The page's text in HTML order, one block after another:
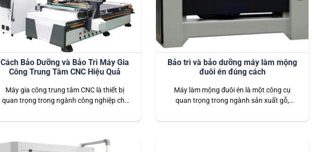
Cách Bảo Dưỡng và Bảo Trì Máy Gia
Công Trung Tâm CNC Hiệu Quả
Máy gia công trung tâm CNC là thiết bị
quan trọng trong ngành công nghiệp chế
để duy trì hiệu suất tối ưu và kéo dài tuổi
giúp cải thiện độ chính xác và hiệu quả…
Bảo trì và bảo dưỡng máy làm mộng
đuôi én đúng cách
Máy làm mộng đuôi én là một công cụ
quan trọng trong ngành sản xuất gỗ,
vượt trội. Để duy trì hoạt động ổn định và